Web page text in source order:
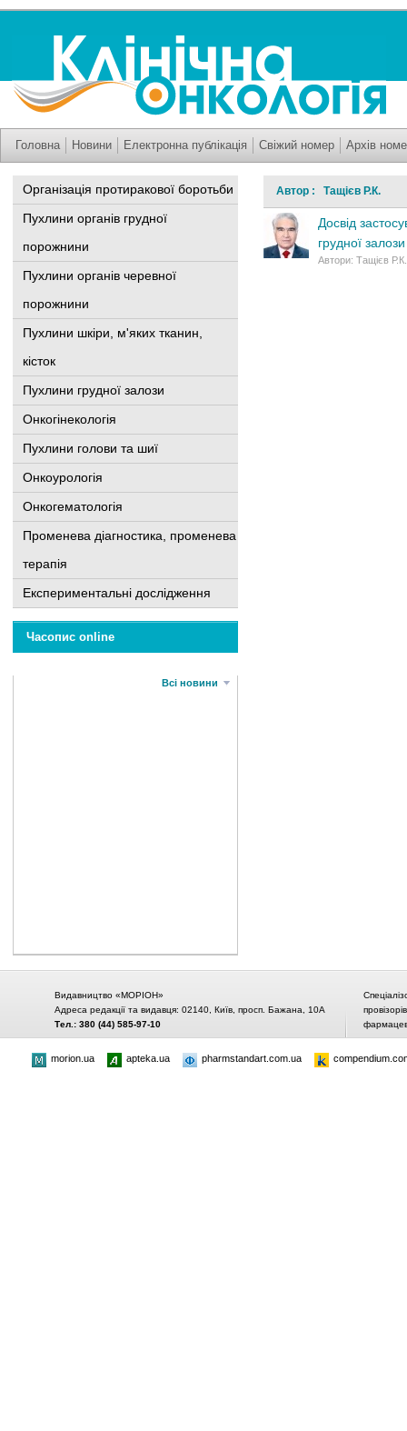
Головна Новини Електронна публікація Свіжий номер Архів
Організація протиракової боротьби
Пухлини органів грудної
порожнини
Пухлини органів черевної
порожнини
Пухлини шкіри, м'яких тканин,
кісток
Пухлини грудної залози
Онкогінекологія
Пухлини голови та шиї
Онкоурологія
Онкогематологія
Променева діагностика, променева
терапія
Експериментальні дослідження
Часопис online
Всі новини
Автор : Тащієв Р.К.
Досвід
грудної
Автори: Тащієв
Видавництво «МОРІОН»
Адреса редакції та видавця: 02140, Київ, просп. Бажана, 10А
Тел.: 380 (44) 585-97-10
morion.ua apteka.ua pharmstandart.com.ua